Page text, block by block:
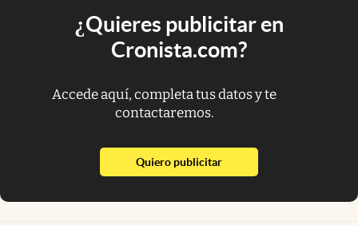
¿Quieres publicitar en
Cronista.com?
Accede aquí, completa tus datos y te
contactaremos.
Quiero publicitarabre en nueva pestaña